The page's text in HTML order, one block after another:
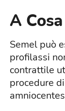
A
Semel può
profilassi
contrattile
procedure